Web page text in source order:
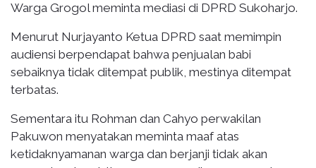
Warga Grogol meminta mediasi di DPRD Sukoharjo.
Menurut Nurjayanto Ketua DPRD saat memimpin
audiensi berpendapat bahwa penjualan babi
sebaiknya tidak ditempat publik, mestinya ditempat
terbatas.
Sementara itu Rohman dan Cahyo perwakilan
Pakuwon menyatakan meminta maaf atas
ketidaknyamanan warga dan berjanji tidak akan